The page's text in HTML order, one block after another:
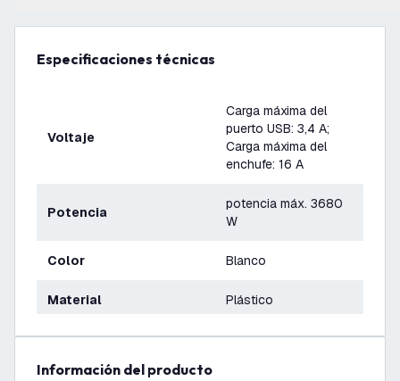
Especificaciones técnicas
Voltaje
Carga máxima del
puerto USB: 3,4 A;
Carga máxima del
enchufe: 16 A
Potencia
potencia máx. 3680
W
Color Blanco
Material Plástico
información del producto